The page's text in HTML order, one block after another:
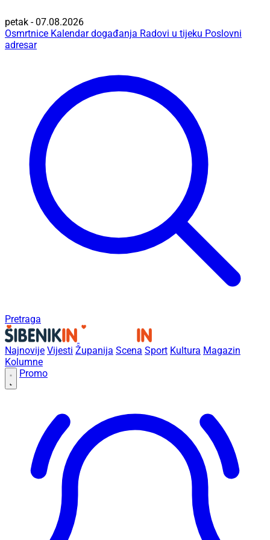
petak - 07.08.2026
Osmrtnice Kalendar događanja Radovi u tijeku Poslovni
adresar
Pretraga
Najnovije Vijesti Županija Scena Sport Kultura Magazin
Kolumne
Promo